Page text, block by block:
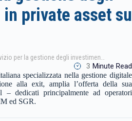
private asset su
3 Minute Read
specializzata nella gestione digitale
alla exit, amplia l’offerta della sua
– dedicati principalmente ad operatori
ed SGR.